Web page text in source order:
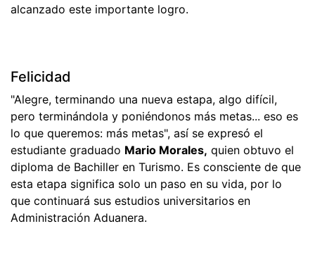
alcanzado este importante logro.
Felicidad
"Alegre, terminando una nueva estapa, algo difícil,
pero terminándola y poniéndonos más metas... eso es
lo que queremos: más metas", así se expresó el
estudiante graduado Mario Morales, quien obtuvo el
diploma de Bachiller en Turismo. Es consciente de que
esta etapa significa solo un paso en su vida, por lo
que continuará sus estudios universitarios en
Administración Aduanera.